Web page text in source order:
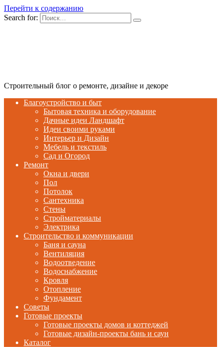
Перейти к содержанию
Search for:
Строительный блог о ремонте, дизайне и декоре
Благоустройство и быт
Бытовая техника и оборудование
Дачные идеи Ландшафт
Идеи своими руками
Интерьер и Дизайн
Мебель и текстиль
Сад и Огород
Ремонт
Окна и двери
Пол
Потолок
Сантехника
Стены
Стройматериалы
Электрика
Строительство и коммуникации
Баня и сауна
Вентиляция
Водоотведение
Водоснабжение
Кровля
Отопление
Фундамент
Советы
Готовые проекты
Готовые проекты домов и коттеджей
Готовые дизайн-проекты бань и саун
Каталог